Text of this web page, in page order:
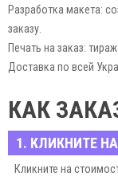
Разработка макета:
заказу.
Печать на заказ:
Доставка по всей
ярче и успешнее!
Не экономьте на
КАК
1. КЛИКНИТЕ
Кликните на